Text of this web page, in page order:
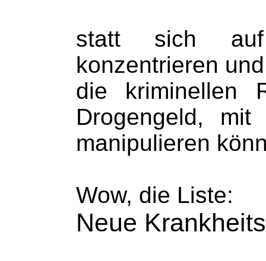
statt sich
konzentrieren
die kriminellen
Drogengeld,
manipulieren
Wow, die Liste:
Neue